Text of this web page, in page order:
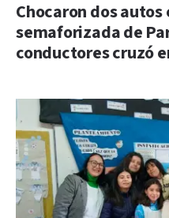
Chocaron dos autos
semaforizada de
conductores cruzó